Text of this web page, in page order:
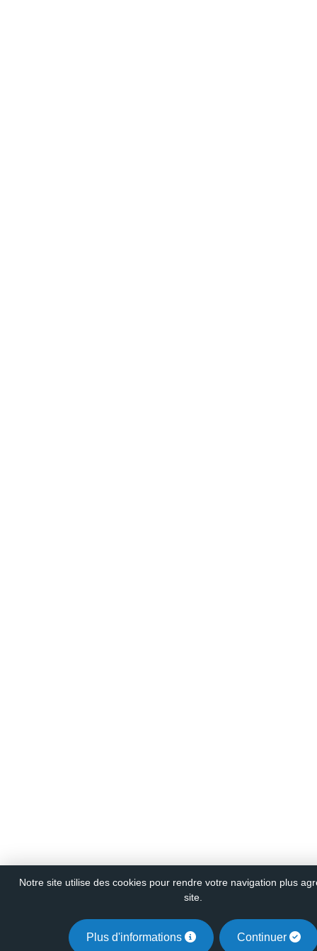
Notre site utilise des cookies pour rendre votre navigation plus
site.
Plus d'informations Continuer